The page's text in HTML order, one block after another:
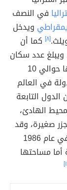
في النصف
ويدخل
[٨]
كما أن
ويبلغ عدد سكان
حوالي 35 مليون نسمة، وتبلغ مساحتها حوالي 10
في العالم
الدول التابعة
الهادئ،
صغيرة، وقد
تم فصل جزر نيوزيلندا عن المملكة المتحدة في عام 1986
مليون نسمة أما مساحتها